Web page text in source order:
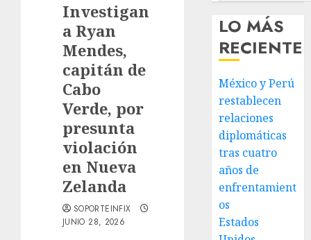
Investigan
a Ryan
Mendes,
capitán de
Cabo
Verde, por
presunta
violación
en Nueva
Zelanda
SOPORTEINFIX
JUNIO 28, 2026
LO MÁS
RECIENTE
México y Perú
restablecen
relaciones
diplomáticas
tras cuatro
años de
enfrentamient
os
Estados